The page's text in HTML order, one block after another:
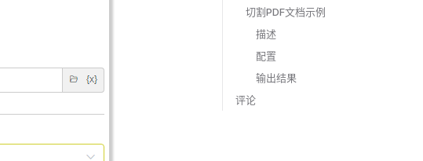
切割PDF文档示例
描述
配置
输出结果
评论